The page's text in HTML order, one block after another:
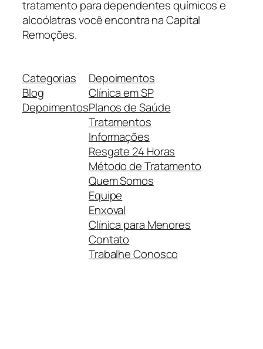
tratamento para dependentes químicos e
alcoólatras você encontra na Capital
Remoções.
Categorias
Blog
Depoimentos
Depoimentos
Clínica em SP
Planos de Saúde
Tratamentos
Informações
Resgate 24 Horas
Método de Tratamento
Quem Somos
Equipe
Enxoval
Clínica para Menores
Contato
Trabalhe Conosco